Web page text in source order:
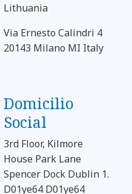
Lithuania
Via Ernesto Calindri 4
20143 Milano MI Italy
Domicilio
Social
3rd Floor, Kilmore
House Park Lane
Spencer Dock Dublin 1.
D01ye64 D01ye64